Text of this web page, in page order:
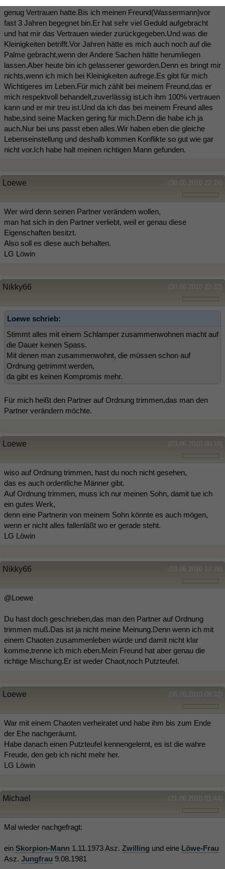
genug Vertrauen hatte.Bis ich meinen Freund(Wassermann)vor
fast 3 Jahren begegnet bin.Er hat sehr viel Geduld aufgebracht
und hat mir das Vertrauen wieder zurückgegeben.Und was die
Kleinigkeiten betrifft.Vor Jahren hätte es mich auch noch auf die
Palme gebracht,wenn der Andere Sachen hätte herumliegen
lassen.Aber heute bin ich gelassener geworden.Denn es bringt mir
nichts,wenn ich mich bei Kleinigkeiten aufrege.Es gibt für mich
Wichtigeres im Leben.Für mich zählt bei meinem Freund,das er
mich respektvoll behandelt,zuverlässig ist,ich ihm 100% vertrauen
kann und er mir treu ist.Und da ich das bei meinem Freund alles
habe,sind seine Macken gering für mich.Denn die habe ich ja
auch.Nur bei uns passt eben alles.Wir haben eben die gleiche
Lebenseinstellung und deshalb kommen Konflikte so gut wie gar
nicht vor.Ich habe halt meinen richtigen Mann gefunden.
(30.05.2010 22:24)
Loewe
Wer wird denn seinen Partner verändern wollen,
man hat sich in den Partner verliebt, weil er genau diese
Eigenschaften besitzt.
Also soll es diese auch behalten.
LG Löwin
(30.05.2010 23:33)
Nikky66
Loewe schrieb:
Stimmt alles mit einem Schlamper zusammenwohnen macht auf
die Dauer keinen Spass.
Mit denen man zusammenwohnt, die müssen schon auf
Ordnung getrimmt werden,
da gibt es keinen Kompromis mehr.
Für mich heißt den Partner auf Ordnung trimmen,das man den
Partner verändern möchte.
(03.06.2010 00:19)
Loewe
wiso auf Ordnung trimmen, hast du noch nicht gesehen,
das es auch ordentliche Männer gibt.
Auf Ordnung trimmen, muss ich nur meinen Sohn, damit tue ich
ein gutes Werk,
denn eine Partnerin von meinem Sohn könnte es auch mögen,
wenn er nicht alles fallenläßt wo er gerade steht.
LG Löwin
(03.06.2010 17:28)
Nikky66
@Loewe
Du hast doch geschrieben,das man den Partner auf Ordnung
trimmen muß.Das ist ja nicht meine Meinung.Denn wenn ich mit
einem Chaoten zusammenleben würde und damit nicht klar
komme,trenne ich mich eben.Mein Freund hat aber genau die
richtige Mischung.Er ist weder Chaot,noch Putzteufel.
(05.06.2010 08:32)
Loewe
War mit einem Chaoten verheiratet und habe ihm bis zum Ende
der Ehe nachgeräumt.
Habe danach einen Putzteufel kennengelernt, es ist die wahre
Freude, den geb ich nicht mehr her.
LG Löwin
(21.06.2010 01:44)
Michael
Mal wieder nachgefragt:
ein Skorpion-Mann 1.11.1973 Asz. Zwilling und eine Löwe-Frau
Asz. Jungfrau 9.08.1981